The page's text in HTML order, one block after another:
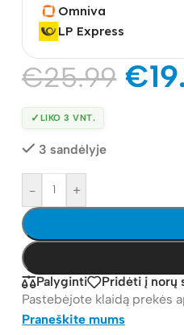
Omniva
LP Express
€25.99 €
✓ LIKO 3 VNT.
3 sandėlyje
- +
Palyginti
Pridėti į norų
Pastebėjote klaidą prekės
Praneškite mums